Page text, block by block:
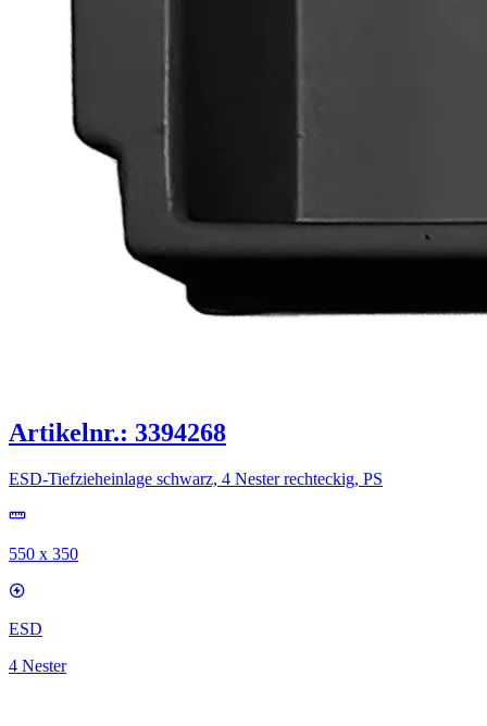
Artikelnr.: 3394268
ESD-Tiefzieheinlage schwarz, 4 Nester rechteckig, PS
550 x 350
ESD
4 Nester